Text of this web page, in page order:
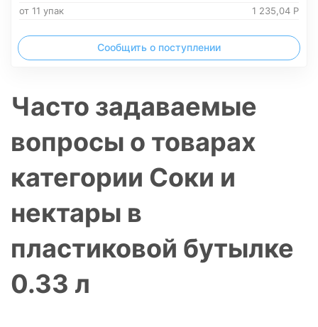
от 11 упак
1 235,04 Р
Сообщить о поступлении
Часто задаваемые
вопросы о товарах
категории Соки и
нектары в
пластиковой бутылке
0.33 л